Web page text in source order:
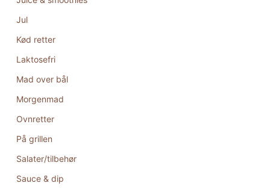
Jul
Kød retter
Laktosefri
Mad over bål
Morgenmad
Ovnretter
På grillen
Salater/tilbehør
Sauce & dip